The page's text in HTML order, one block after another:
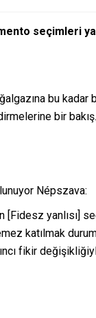
seçimleri
bu kadar
bir bakış.
Népszava:
[Fidesz yanlısı]
katılmak
fikir